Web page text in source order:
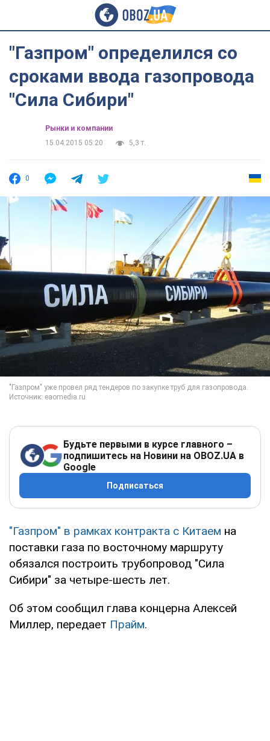
"Газпром" определился со
сроками ввода газопровода
"Сила Сибири"
Рынки и компании
15.04.2015 05:20
5,3 т.
0
Будьте первыми в курсе главного –
подпишитесь на Новини на OBOZ.UA в
Google
Подписаться
"Газпром" в рамках контракта с Китаем на
поставки газа по восточному маршруту
обязался построить трубопровод "Сила
Сибири" за четыре-шесть лет.
Об этом сообщил глава концерна Алексей
Миллер, передает Прайм.